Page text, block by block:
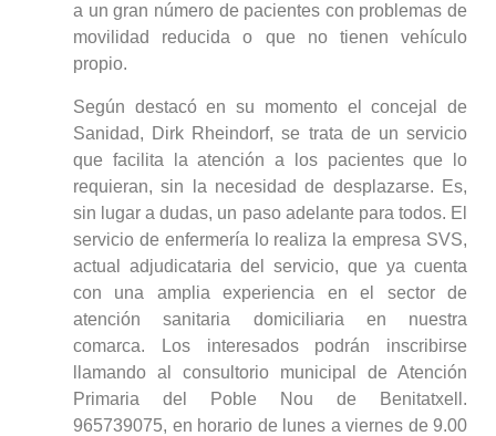
a un gran número de pacientes con problemas de
movilidad reducida o que no tienen vehículo
propio.
Según destacó en su momento el concejal de
Sanidad, Dirk Rheindorf, se trata de un servicio
que facilita la atención a los pacientes que lo
requieran, sin la necesidad de desplazarse. Es,
sin lugar a dudas, un paso adelante para todos. El
servicio de enfermería lo realiza la empresa SVS,
actual adjudicataria del servicio, que ya cuenta
con una amplia experiencia en el sector de
atención sanitaria domiciliaria en nuestra
comarca. Los interesados podrán inscribirse
llamando al consultorio municipal de Atención
Primaria del Poble Nou de Benitatxell.
965739075, en horario de lunes a viernes de 9.00